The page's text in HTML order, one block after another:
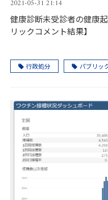
2021-05-31 21:14
健康診断未受診者の健康
リックコメント結果】
行政処分 パブリッ